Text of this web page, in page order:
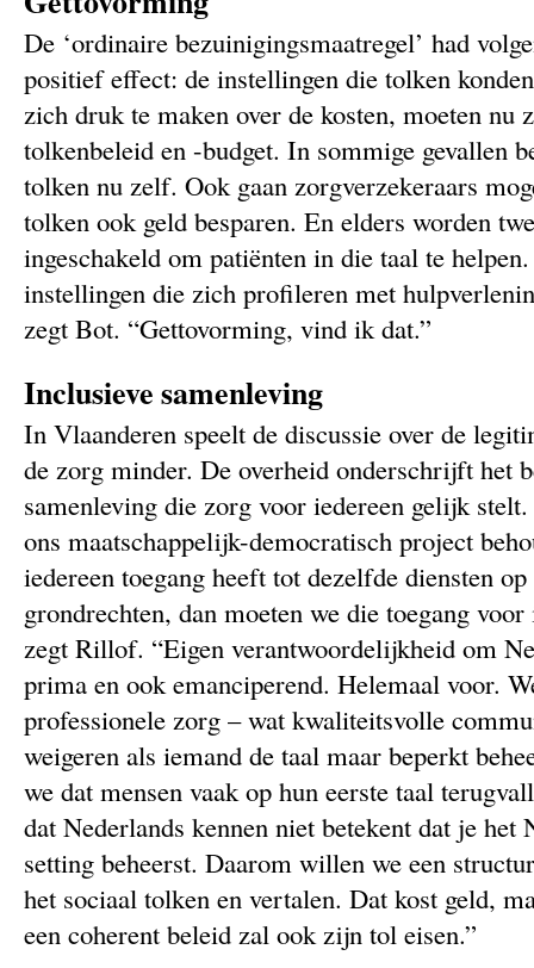
De ‘ordinaire bezuinigingsmaatregel’ had
positief effect: de instellingen die tolken
zich druk te maken over de kosten, moeten nu
tolkenbeleid en -budget. In sommige gevallen
tolken nu zelf. Ook gaan zorgverzekeraars
tolken ook geld besparen. En elders worden
ingeschakeld om patiënten in die taal te
instellingen die zich profileren met
zegt Bot. “Gettovorming, vind ik dat.”
Inclusieve samenleving
In Vlaanderen speelt de discussie over de
de zorg minder. De overheid onderschrijft het
samenleving die zorg voor iedereen gelijk
ons maatschappelijk-democratisch project
iedereen toegang heeft tot dezelfde diensten op
grondrechten, dan moeten we die toegang voor
zegt Rillof. “Eigen verantwoordelijkheid om
prima en ook emanciperend. Helemaal voor.
professionele zorg – wat kwaliteitsvolle
weigeren als iemand de taal maar beperkt
we dat mensen vaak op hun eerste taal
dat Nederlands kennen niet betekent dat je het
setting beheerst. Daarom willen we een
het sociaal tolken en vertalen. Dat kost geld,
een coherent beleid zal ook zijn tol eisen.”